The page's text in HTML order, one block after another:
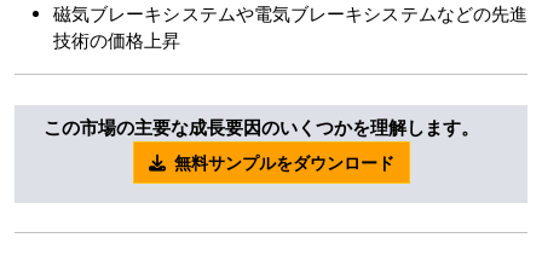
磁気ブレーキシステムや電気ブレーキシステムなどの先進
技術の価格上昇
この市場の主要な成長要因のいくつかを理解します。
無料サンプルをダウンロード